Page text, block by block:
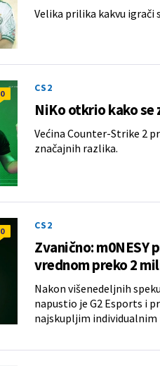
Velika prilika kakvu igrači
0 CS2
NiKo otkrio kako se
Većina Counter-Strike 2
značajnih razlika.
0 CS2
Zvanično: m0NESY
vrednom preko 2
Nakon višenedeljnih
napustio je G2 Esports i
najskupljim